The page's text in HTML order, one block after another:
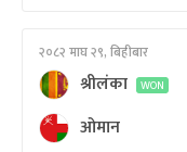
२०८२ माघ २९, बिहीबार
श्रीलंका WON
ओमान